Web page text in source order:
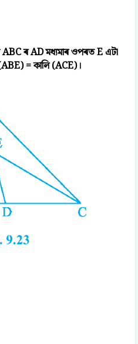
ৰ AD মধ্যমাৰ ওপৰত E এটা
= কালি (ACE)।